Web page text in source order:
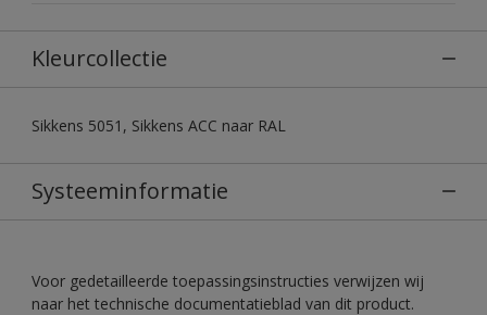
Kleurcollectie
Sikkens 5051, Sikkens ACC naar RAL
Systeeminformatie
Voor gedetailleerde toepassingsinstructies verwijzen wij
naar het technische documentatieblad van dit product.